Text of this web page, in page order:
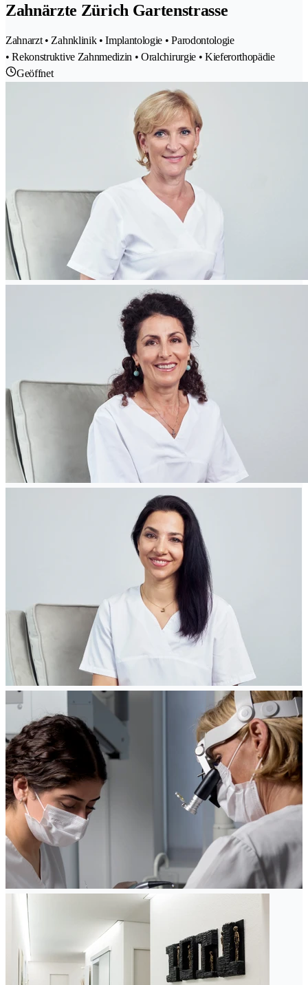
Zahnärzte Zürich Gartenstrasse
Zahnarzt • Zahnklinik • Implantologie • Parodontologie
• Rekonstruktive Zahnmedizin • Oralchirurgie • Kieferorthopädie
Geöffnet